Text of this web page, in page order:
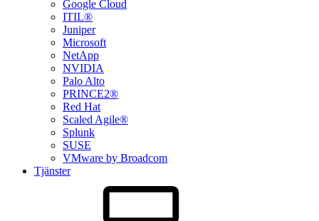
Google Cloud
ITIL®
Juniper
Microsoft
NetApp
NVIDIA
Palo Alto
PRINCE2®
Red Hat
Scaled Agile®
Splunk
SUSE
VMware by Broadcom
Tjänster